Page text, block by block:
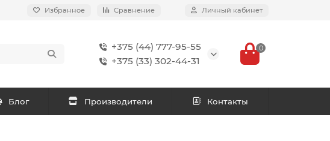
Избранное Сравнение Личный кабинет
+375 (44) 777-95-55
+375 (33) 302-44-31
0
Блог Производители Контакты